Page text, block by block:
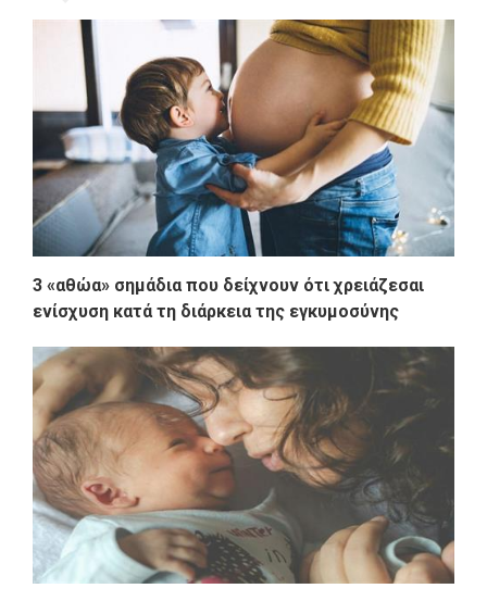
3 «αθώα» σημάδια που δείχνουν ότι χρειάζεσαι
ενίσχυση κατά τη διάρκεια της εγκυμοσύνης